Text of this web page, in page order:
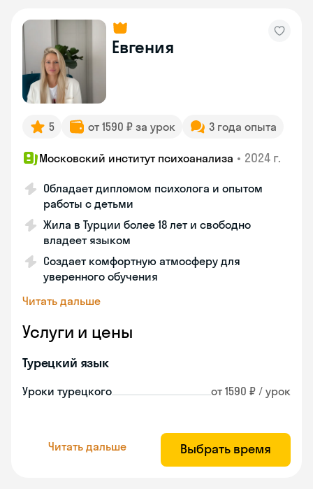
Евгения
5 от 1590 ₽ за урок 3 года опыта
Московский институт психоанализа • 2024 г.
Обладает дипломом психолога и опытом
работы с детьми
Жила в Турции более 18 лет и свободно
владеет языком
Создает комфортную атмосферу для
уверенного обучения
Читать дальше
Услуги и цены
Турецкий язык
Уроки турецкого от 1590 ₽ / урок
Читать дальше Выбрать время